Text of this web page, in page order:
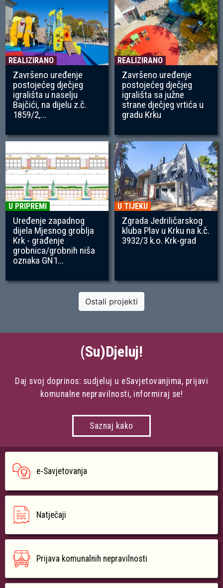
REALIZIRANO
Završeno uređenje
postojećeg dječjeg
igrališta u naselju
Bajčići, na dijelu z.č.
1859/2,...
REALIZIRANO
Završeno uređenje
postojećeg dječjeg
igrališta sa južne
strane dječjeg vrtića u
gradu Krku
U PRIPREMI
Uređenje zapadnog
dijela Mjesnog groblja
Krk - građenje
grobnica/grobnih niša
oznaka GN1...
U TIJEKU
Zgrada Jedriličarskog
kluba Plav u Krku na k.č.
3932/3 k.o. Krk-grad
Ostali projekti
(Su)Djeluj!
Daj svoj doprinos: sudjeluj u eSavjetovanjima, prijavi
komunalne nepravilnosti, informiraj se!
Saznaj kako
e-Savjetovanja
Natječaji
Prijava komunalnih nepravilnosti